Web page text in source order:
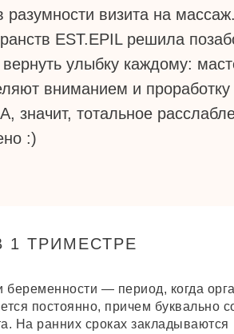
1 ТРИМЕСТРЕ
беременности — период, когда
постоянно, причем буквально
На ранних сроках закладываются
разумности визита на
EST.EPIL решила
вернуть улыбку каждому:
вниманием и проработку
значит, тотальное
:)